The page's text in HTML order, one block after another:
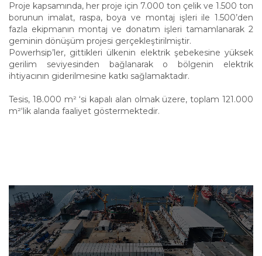
Proje kapsamında, her proje için 7.000 ton çelik ve 1.500 ton
borunun imalat, raspa, boya ve montaj işleri ile 1.500’den
fazla ekipmanın montaj ve donatım işleri tamamlanarak 2
geminin dönüşüm projesi gerçekleştirilmiştir.
Powerhsip’ler, gittikleri ülkenin elektrik şebekesine yüksek
gerilim seviyesinden bağlanarak o bölgenin elektrik
ihtiyacının giderilmesine katkı sağlamaktadır.
Tesis, 18.000 m² ‘si kapalı alan olmak üzere, toplam 121.000
m²‘lik alanda faaliyet göstermektedir.